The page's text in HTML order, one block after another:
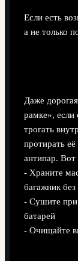
Если есть
а не только
Даже
рамке», если
трогать
протирать
антипар. Вот
- Храните
багажник
- Сушите при
батарей
- Очищайте